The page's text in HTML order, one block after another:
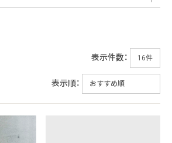
表示件数：
表示順：